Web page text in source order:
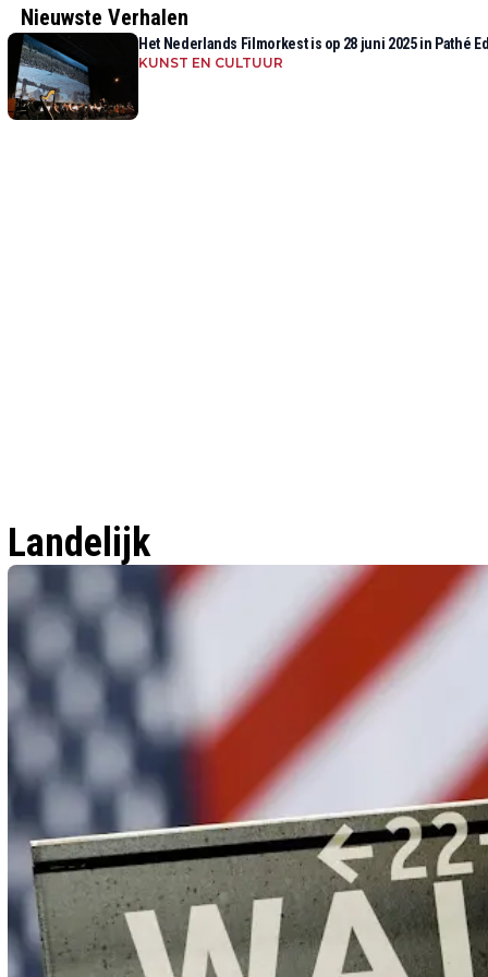
Nieuwste Verhalen
Het Nederlands Filmorkest is op 28 juni 2025 in Pathé
KUNST EN CULTUUR
Landelijk